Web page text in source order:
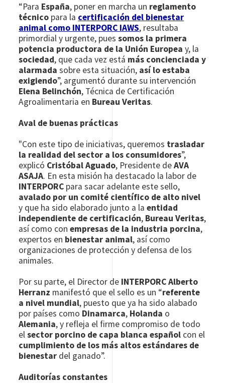
“Para España, poner en marcha un reglamento
técnico para la certificación del bienestar
animal como INTERPORC IAWS, resultaba
primordial y urgente, puessomos la primera
potencia productora de la Unión Europea y, la
sociedad, que cada vez está más concienciada y
alarmadasobre esta situación, así lo estaba
exigiendo”, argumentó durante su intervención
Elena Belinchón, Técnica de Certificación
Agroalimentaria en Bureau Veritas.
Aval de buenas prácticas
"Con este tipo de iniciativas, queremos trasladar
la realidad del sector a los consumidores”,
explicó Cristóbal Aguado, Presidente deAVA
ASAJA. En esta misión ha destacado la labor de
INTERPORC para sacar adelante este sello,
avalado por un comité científico de alto nivel
y que ha sido elaborado junto a la entidad
independiente de certificación, Bureau Veritas,
así como conempresas de la industria porcina,
expertos en bienestar animal, así como
organizaciones de protección y defensa de los
animales.
Por su parte, el Director de INTERPORCAlberto
Herranz manifestó que el sello es un “referente
a nivel mundial, puesto que ya ha sido alabado
por países como Dinamarca, Holanda o
Alemania, y refleja el firme compromiso de todo
elsector porcino de capa blanca español con el
cumplimiento de los más altos estándares de
bienestar del ganado”.
Auditorías constantes